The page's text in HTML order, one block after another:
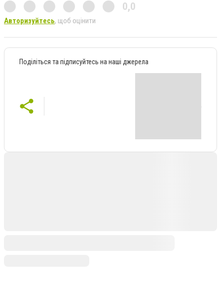
0,0
Авторизуйтесь, щоб оцінити
Поділіться та підписуйтесь на наші джерела